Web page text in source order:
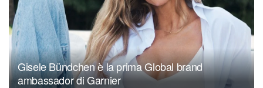
Gisele Bündchen è la prima Global brand
ambassador di Garnier